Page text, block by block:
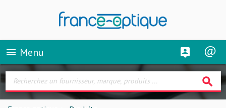
menu Menu
search